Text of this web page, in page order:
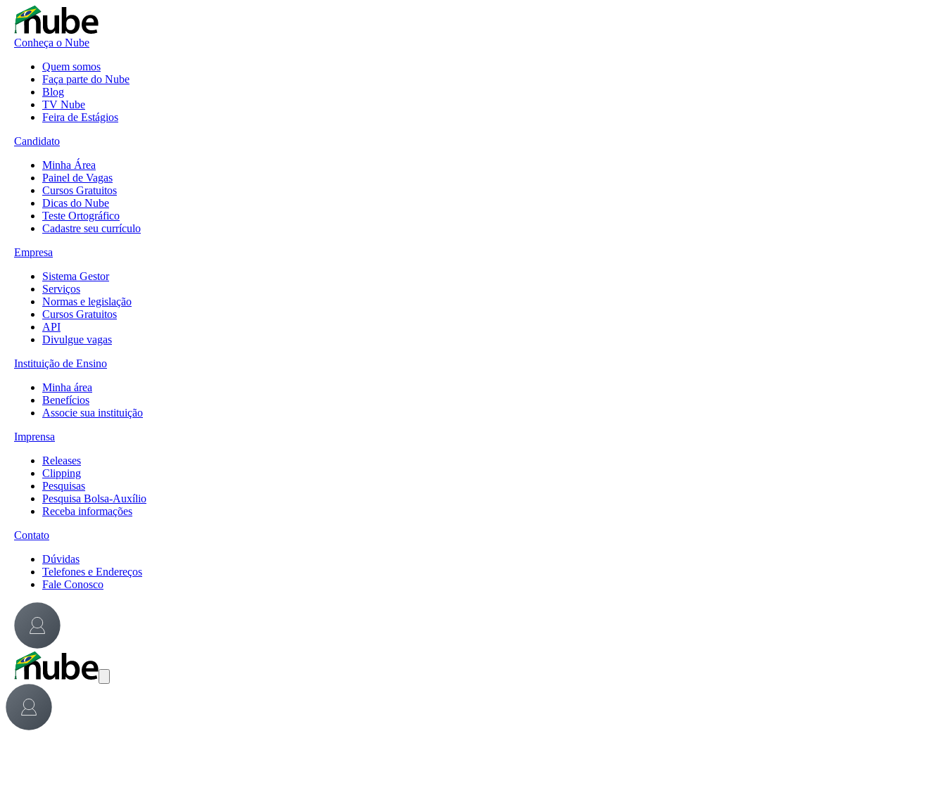
Conheça o Nube
Quem somos
Faça parte do Nube
Blog
TV Nube
Feira de Estágios
Candidato
Minha Área
Painel de Vagas
Cursos Gratuitos
Dicas do Nube
Teste Ortográfico
Cadastre seu currículo
Empresa
Sistema Gestor
Serviços
Normas e legislação
Cursos Gratuitos
API
Divulgue vagas
Instituição de Ensino
Minha área
Benefícios
Associe sua instituição
Imprensa
Releases
Clipping
Pesquisas
Pesquisa Bolsa-Auxílio
Receba informações
Contato
Dúvidas
Telefones e Endereços
Fale Conosco